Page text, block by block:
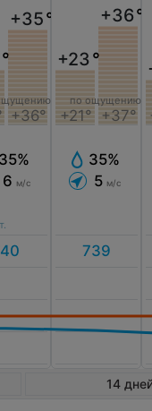
°
+35°
+36°
35%
6 м/с
+23°
+21°
+36°
+37°
по ощущению
35%
5 м/с
14